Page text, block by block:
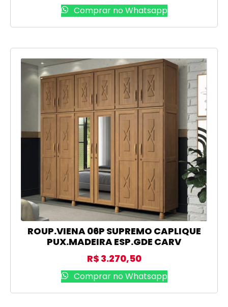
Comprar no Whatsapp
ROUP.VIENA 06P SUPREMO CAPLIQUE
PUX.MADEIRA ESP.GDE CARV
R$ 3.270,50
Comprar no Whatsapp